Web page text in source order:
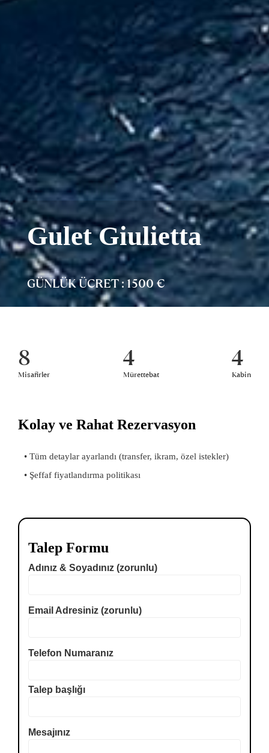
Gulet Giulietta
GÜNLÜK ÜCRET : 1500 €
8
Misafirler
4
Mürettebat
4
Kabin
Kolay ve Rahat Rezervasyon
• Tüm detaylar ayarlandı (transfer, ikram, özel istekler)
• Şeffaf fiyatlandırma politikası
Talep Formu
Adınız & Soyadınız (zorunlu)
Email Adresiniz (zorunlu)
Telefon Numaranız
Talep başlığı
Mesajınız